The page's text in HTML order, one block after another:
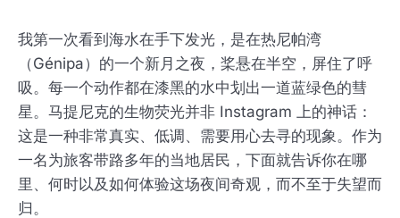
我第一次看到海水在手下发光，是在热尼帕湾
（Génipa）的一个新月之夜，桨悬在半空，屏住了呼
吸。每一个动作都在漆黑的水中划出一道蓝绿色的彗
星。马提尼克的生物荧光并非 Instagram 上的神话：
这是一种非常真实、低调、需要用心去寻的现象。作为
一名为旅客带路多年的当地居民，下面就告诉你在哪
里、何时以及如何体验这场夜间奇观，而不至于失望而
归。